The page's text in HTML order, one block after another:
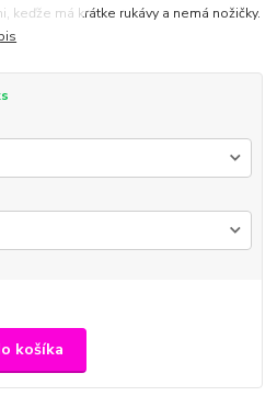
keďže má krátke rukávy a nemá nožičky.
košíka